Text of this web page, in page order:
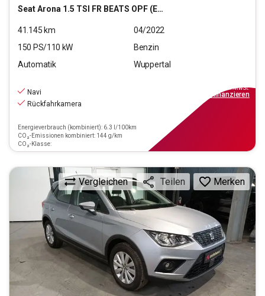
SeatArona 1.5 TSI FR BEATS OPF (EURO 6d)
41.145 km
04/2022
150 PS/110 kW
Benzin
Automatik
Wuppertal
Navi
Rückfahrkamera
Energieverbrauch (kombiniert): 6.3 l/100km
CO₂-Emissionen kombiniert: 144 g/km
CO₂-Klasse:
inkl.MwSt.
finanzieren
Vergleichen Teilen Merken